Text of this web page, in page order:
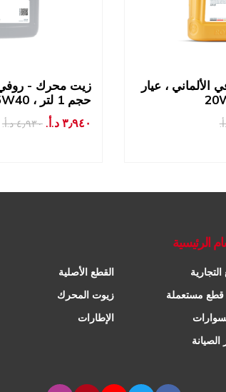
زيت محرك - روفي
15W40 ، حجم 1 لتر
٤٫٩٣٠ د.أ.‏ ٣٫٩٤٠ د.أ.‏
، عيار
الرئيسية
القطع الأصلية
مستعملة
زيوت المحرك
الإطارات
الصيانة